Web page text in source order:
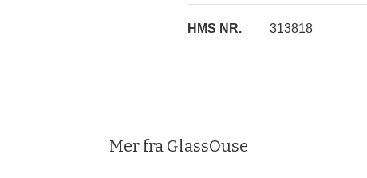
Mer
HMS NR. 313818
Mer fra GlassOuse